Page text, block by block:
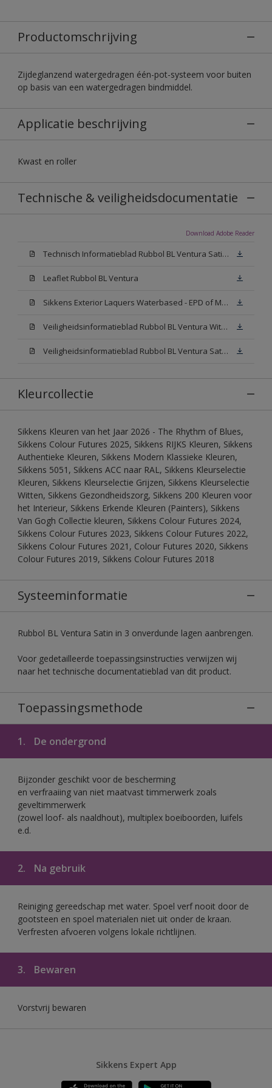
Productomschrijving
Zijdeglanzend watergedragen één-pot-systeem voor buiten
op basis van een watergedragen bindmiddel.
Applicatie beschrijving
Kwast en roller
Technische & veiligheidsdocumentatie
Download Adobe Reader
Technisch Informatieblad Rubbol BL Ventura Satin (PDF)
Leaflet Rubbol BL Ventura
Sikkens Exterior Laquers Waterbased - EPD of Milieuproductverklaring
Veiligheidsinformatieblad Rubbol BL Ventura Wit W05(MSDS)
Veiligheidsinformatieblad Rubbol BL Ventura Satin N00 (MSDS)
Kleurcollectie
Sikkens Kleuren van het Jaar 2026 - The Rhythm of Blues,
Sikkens Colour Futures 2025, Sikkens RIJKS Kleuren, Sikkens
Authentieke Kleuren, Sikkens Modern Klassieke Kleuren,
Sikkens 5051, Sikkens ACC naar RAL, Sikkens Kleurselectie
Kleuren, Sikkens Kleurselectie Grijzen, Sikkens Kleurselectie
Witten, Sikkens Gezondheidszorg, Sikkens 200 Kleuren voor
het Interieur, Sikkens Erkende Kleuren (Painters), Sikkens
Van Gogh Collectie kleuren, Sikkens Colour Futures 2024,
Sikkens Colour Futures 2023, Sikkens Colour Futures 2022,
Sikkens Colour Futures 2021, Colour Futures 2020, Sikkens
Colour Futures 2019, Sikkens Colour Futures 2018
Systeeminformatie
Rubbol BL Ventura Satin in 3 onverdunde lagen aanbrengen.
Voor gedetailleerde toepassingsinstructies verwijzen wij
naar het technische documentatieblad van dit product.
Toepassingsmethode
1. De ondergrond
Bijzonder geschikt voor de bescherming
en verfraaiing van niet maatvast timmerwerk zoals
geveltimmerwerk
(zowel loof- als naaldhout), multiplex boeiboorden, luifels
e.d.
2. Na gebruik
Reiniging gereedschap met water. Spoel verf nooit door de
gootsteen en spoel materialen niet uit onder de kraan.
Verfresten afvoeren volgens lokale richtlijnen.
3. Bewaren
Vorstvrij bewaren
Sikkens Expert App